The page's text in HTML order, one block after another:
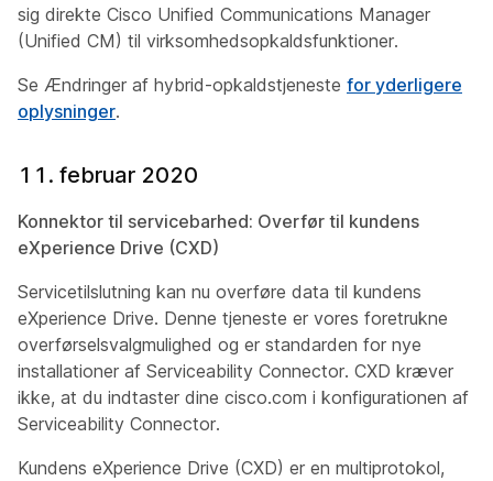
sig direkte Cisco Unified Communications Manager
(Unified CM) til virksomhedsopkaldsfunktioner.
Se Ændringer af hybrid-opkaldstjeneste for yderligere
oplysninger.
11. februar 2020
Konnektor til servicebarhed: Overfør til kundens
eXperience Drive (CXD)
Servicetilslutning kan nu overføre data til kundens
eXperience Drive. Denne tjeneste er vores foretrukne
overførselsvalgmulighed og er standarden for nye
installationer af Serviceability Connector. CXD kræver
ikke, at du indtaster dine cisco.com i konfigurationen af
Serviceability Connector.
Kundens eXperience Drive (CXD) er en multiprotokol,